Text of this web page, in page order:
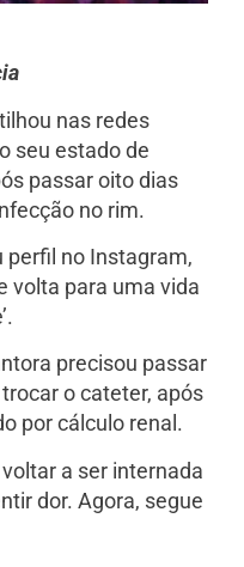
nas redes
seu estado de
passar oito dias
no rim.
perfil no Instagram,
volta para uma vida
precisou passar
o cateter, após
por cálculo renal.
a ser internada
dor. Agora, segue